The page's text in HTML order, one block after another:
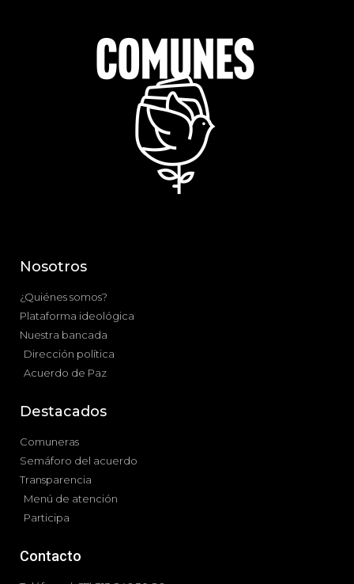
Nosotros
¿Quiénes somos?
Plataforma ideológica
Nuestra bancada
Dirección política
Acuerdo de Paz
Destacados
Comuneras
Semáforo del acuerdo
Transparencia
Menú de atención
Participa
Contacto